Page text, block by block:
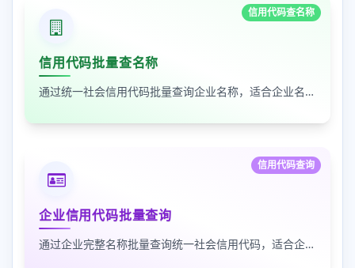
信用代码查名称
信用代码批量查名称
通过统一社会信用代码批量查询企业名称，适合企业名单核验、客户资料整理和工商信息补全
信用代码查询
企业信用代码批量查询
通过企业完整名称批量查询统一社会信用代码，适合企业资料整理、名单核验和工商信息匹配